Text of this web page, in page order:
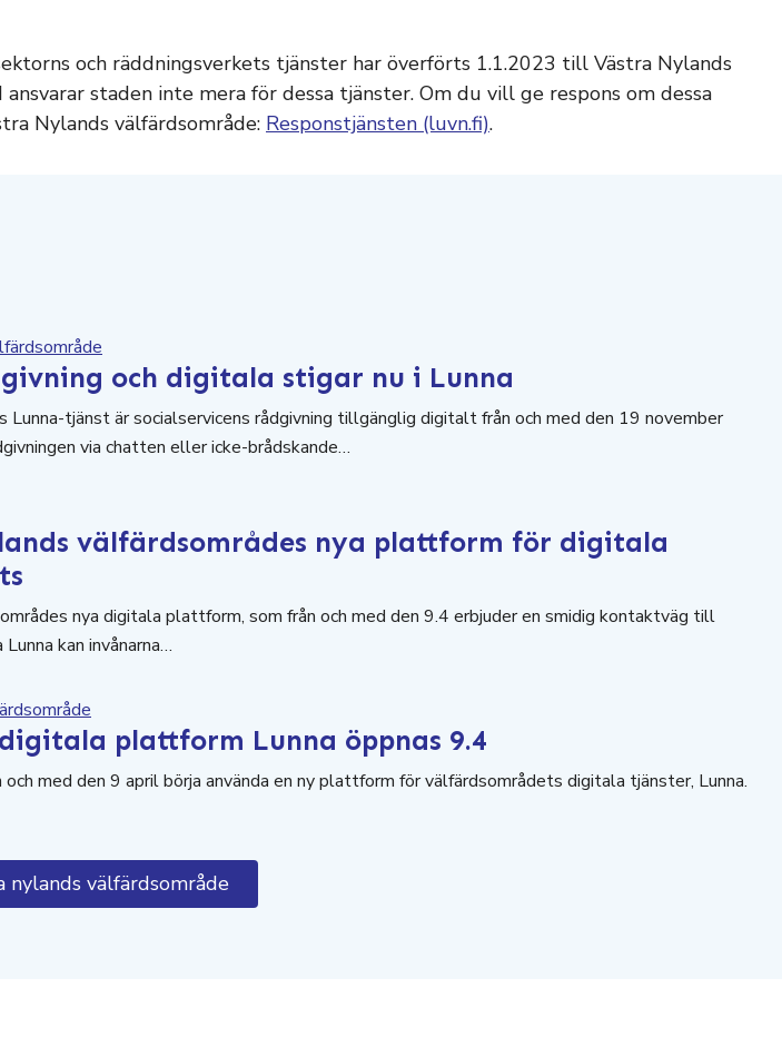
och räddningsverkets tjänster har överförts 1.1.2023 till Västra Nylands
staden inte mera för dessa tjänster. Om du vill ge respons om dessa
Nylands välfärdsområde: Responstjänsten (luvn.fi).
och digitala stigar nu i Lunna
Lunna-tjänst är socialservicens rådgivning tillgänglig digitalt från och med den 19 november
via chatten eller icke-brådskande…
välfärdsområdes nya plattform för digitala
nya digitala plattform, som från och med den 9.4 erbjuder en smidig kontaktväg till
kan invånarna…
plattform Lunna öppnas 9.4
och med den 9 april börja använda en ny plattform för välfärdsområdets digitala tjänster, Lunna.
nylands välfärdsområde